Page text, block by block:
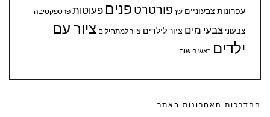
עפרונות צבעוניים עץ פורטרט פנים פעוטות פרספקטיבה
צבעוני צבעי מים ציור לילדים ציור למתחילים ציור עם
ילדים ראש רישום
ההדרכות האחרונות באתר: